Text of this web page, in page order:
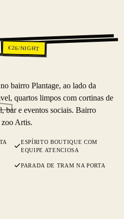
€26/NIGHT
bairro Plantage, ao lado da
quartos limpos com cortinas de
bar e eventos sociais. Bairro
Artis.
ESPÍRITO BOUTIQUE COM
EQUIPE ATENCIOSA
PARADA DE TRAM NA PORTA